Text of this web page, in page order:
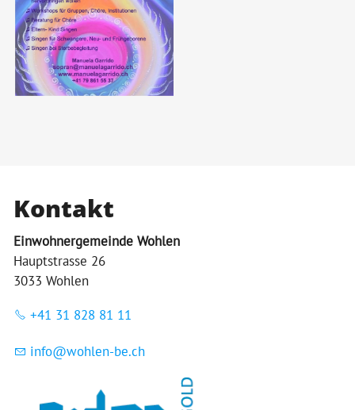
Kontakt
Einwohnergemeinde Wohlen
Hauptstrasse 26
3033 Wohlen
+41 31 828 81 11
nf w hl n-b ch